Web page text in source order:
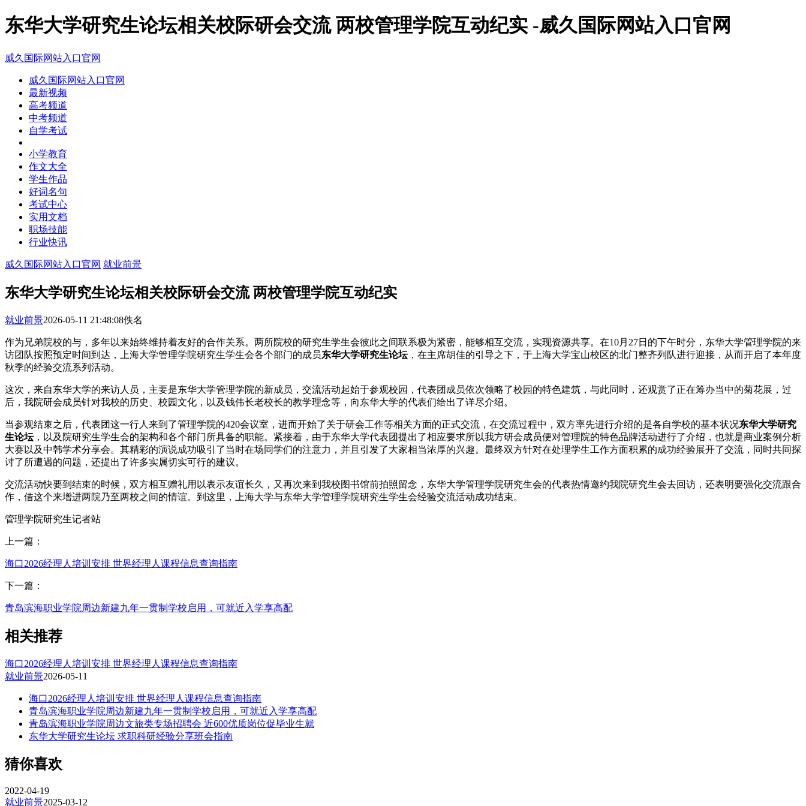
东华大学研究生论坛相关校际研会交流 两校管理学院互动纪实 -威久国际网站入口官网
威久国际网站入口官网
威久国际网站入口官网
最新视频
高考频道
中考频道
自学考试
小学教育
作文大全
学生作品
好词名句
考试中心
实用文档
职场技能
行业快讯
威久国际网站入口官网 就业前景
东华大学研究生论坛相关校际研会交流 两校管理学院互动纪实
就业前景2026-05-11 21:48:08佚名
作为兄弟院校的与，多年以来始终维持着友好的合作关系。两所院校的研究生学生会彼此之间联系极为紧密，能够相互交流，实现资源共享。在10月27日的下午时分，东华大学管理学院的来
访团队按照预定时间到达，上海大学管理学院研究生学生会各个部门的成员东华大学研究生论坛，在主席胡佳的引导之下，于上海大学宝山校区的北门整齐列队进行迎接，从而开启了本年度
秋季的经验交流系列活动。
这次，来自东华大学的来访人员，主要是东华大学管理学院的新成员，交流活动起始于参观校园，代表团成员依次领略了校园的特色建筑，与此同时，还观赏了正在筹办当中的菊花展，过
后，我院研会成员针对我校的历史、校园文化，以及钱伟长老校长的教学理念等，向东华大学的代表们给出了详尽介绍。
当参观结束之后，代表团这一行人来到了管理学院的420会议室，进而开始了关于研会工作等相关方面的正式交流，在交流过程中，双方率先进行介绍的是各自学校的基本状况东华大学研究
生论坛，以及院研究生学生会的架构和各个部门所具备的职能。紧接着，由于东华大学代表团提出了相应要求所以我方研会成员便对管理院的特色品牌活动进行了介绍，也就是商业案例分析
大赛以及中韩学术分享会。其精彩的演说成功吸引了当时在场同学们的注意力，并且引发了大家相当浓厚的兴趣。最终双方针对在处理学生工作方面积累的成功经验展开了交流，同时共同探
讨了所遭遇的问题，还提出了许多实属切实可行的建议。
交流活动快要到结束的时候，双方相互赠礼用以表示友谊长久，又再次来到我校图书馆前拍照留念，东华大学管理学院研究生会的代表热情邀约我院研究生会去回访，还表明要强化交流跟合
作，借这个来增进两院乃至两校之间的情谊。到这里，上海大学与东华大学管理学院研究生学生会经验交流活动成功结束。
管理学院研究生记者站
上一篇：
海口2026经理人培训安排 世界经理人课程信息查询指南
下一篇：
青岛滨海职业学院周边新建九年一贯制学校启用，可就近入学享高配
相关推荐
海口2026经理人培训安排 世界经理人课程信息查询指南
就业前景2026-05-11
海口2026经理人培训安排 世界经理人课程信息查询指南
青岛滨海职业学院周边新建九年一贯制学校启用，可就近入学享高配
青岛滨海职业学院周边文旅类专场招聘会 近600优质岗位促毕业生就
东华大学研究生论坛 求职科研经验分享班会指南
猜你喜欢
2022-04-19
就业前景2025-03-12